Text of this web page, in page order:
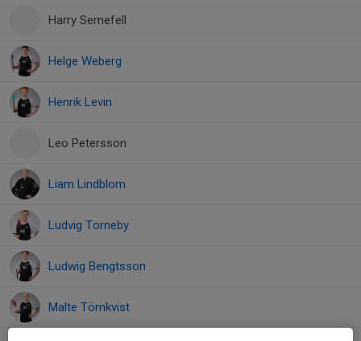
Harry Sernefell
Helge Weberg
Henrik Levin
Leo Petersson
Liam Lindblom
Ludvig Torneby
Ludwig Bengtsson
Malte Törnkvist